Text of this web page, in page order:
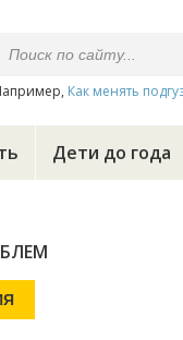
Как менять
Дети до года